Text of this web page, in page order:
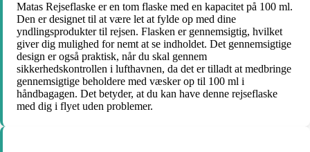
Matas Rejseflaske er en tom flaske med en kapacitet på 100 ml.
Den er designet til at være let at fylde op med dine
yndlingsprodukter til rejsen. Flasken er gennemsigtig, hvilket
giver dig mulighed for nemt at se indholdet. Det gennemsigtige
design er også praktisk, når du skal gennem
sikkerhedskontrollen i lufthavnen, da det er tilladt at medbringe
gennemsigtige beholdere med væsker op til 100 ml i
håndbagagen. Det betyder, at du kan have denne rejseflaske
med dig i flyet uden problemer.